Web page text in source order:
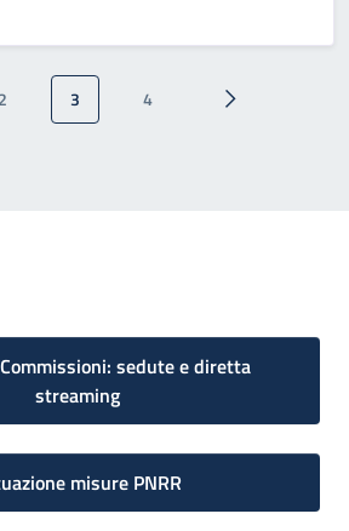
Pagina
2 Pagina attuale
3 Pagina
4 Pagina
sedute e diretta
streaming
misure PNRR